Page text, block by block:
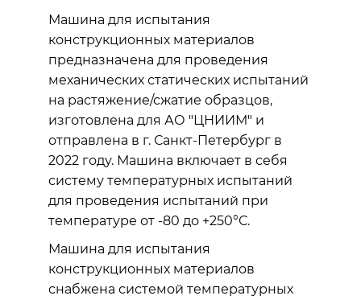
Машина для испытания
конструкционных материалов
предназначена для проведения
механических статических испытаний
на растяжение/сжатие образцов,
изготовлена для АО "ЦНИИМ" и
отправлена в г. Санкт-Петербург в
2022 году. Машина включает в себя
систему температурных испытаний
для проведения испытаний при
температуре от -80 до +250°С.
Машина для испытания
конструкционных материалов
снабжена системой температурных